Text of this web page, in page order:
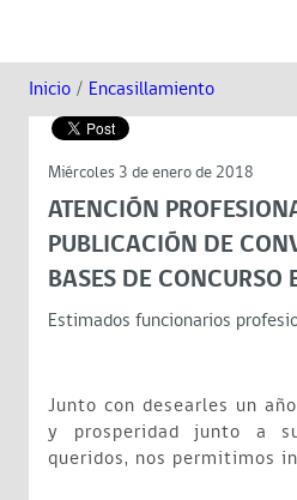
Inicio / Encasillamiento
Miércoles 3 de enero de 2018
ATENCIÓN
PUBLICACIÓN DE
BASES DE
Estimados funcionarios
Junto con desearles un
y prosperidad junto a
queridos, nos permitimos